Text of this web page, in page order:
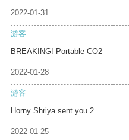
2022-01-31
游客
BREAKING! Portable CO2
2022-01-28
游客
Horny Shriya sent you 2
2022-01-25